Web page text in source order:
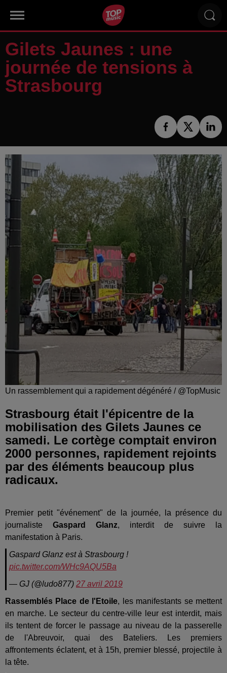
Gilets Jaunes : une
journée de tensions à
Strasbourg
Un rassemblement qui a rapidement dégénéré / @TopMusic
Strasbourg était l'épicentre de la
mobilisation des Gilets Jaunes ce
samedi. Le cortège comptait environ
2000 personnes, rapidement rejoints
par des éléments beaucoup plus
radicaux.
Premier petit "événement" de la journée, la présence du
journaliste Gaspard Glanz, interdit de suivre la
manifestation à Paris.
Gaspard Glanz est à Strasbourg !
pic.twitter.com/WHc9AQU5Ba
— GJ (@ludo877) 27 avril 2019
Rassemblés Place de l'Etoile, les manifestants se mettent
en marche. Le secteur du centre-ville leur est interdit, mais
ils tentent de forcer le passage au niveau de la passerelle
de l'Abreuvoir, quai des Bateliers. Les premiers
affrontements éclatent, et à 15h, premier blessé, projectile à
la tête.